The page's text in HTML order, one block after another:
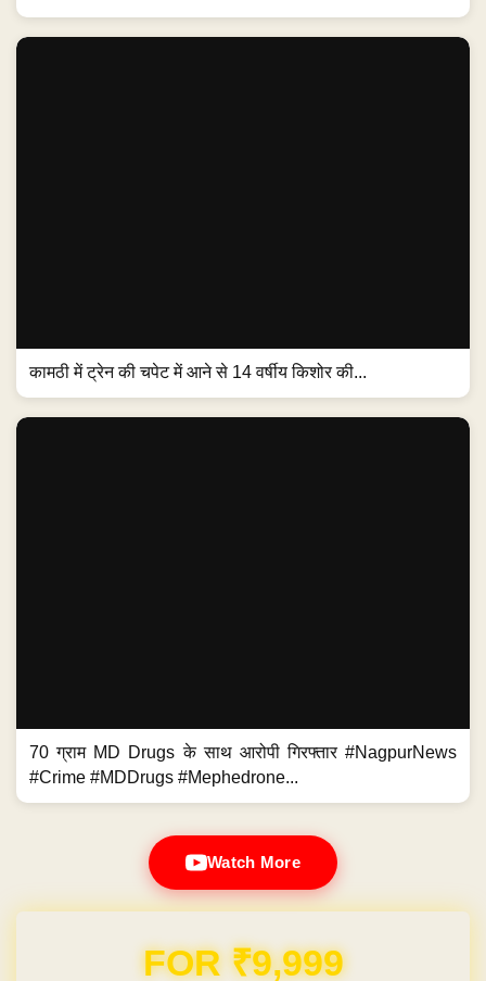
कामठी में ट्रेन की चपेट में आने से 14 वर्षीय किशोर की...
70 ग्राम MD Drugs के साथ आरोपी गिरफ्तार #NagpurNews
#Crime #MDDrugs #Mephedrone...
Watch More
Domain & Hosting FREE for 1 Year